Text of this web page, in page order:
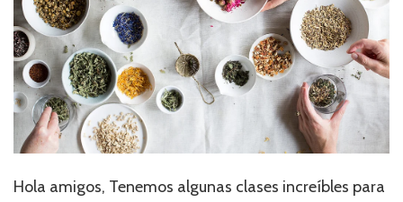
Hola amigos, Tenemos algunas clases increíbles para